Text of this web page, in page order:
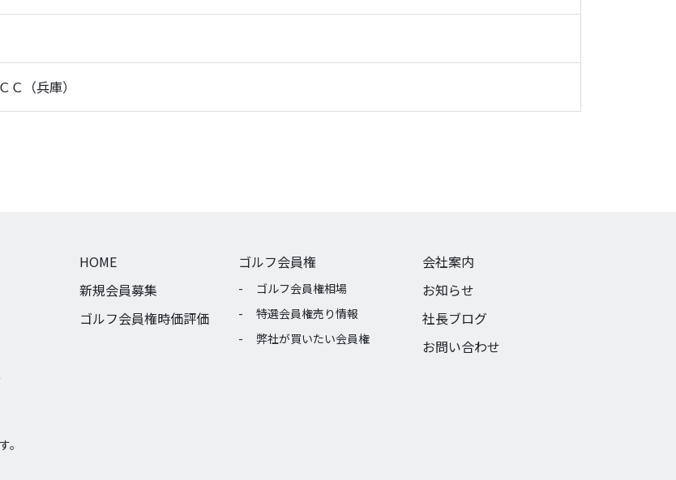
Ｃ（兵庫）
HOME
新規会員募集
ゴルフ会員権時価評価
ゴルフ会員権
ゴルフ会員権相場
特選会員権売り情報
弊社が買いたい会員権
会社案内
お知らせ
社長ブログ
お問い合わせ